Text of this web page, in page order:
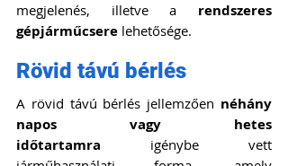
megjelenés, illetve a rendszeres
gépjárműcsere lehetősége.
Rövid távú bérlés
A rövid távú bérlés jellemzően néhány
napos vagy hetes
időtartamra igénybe vett